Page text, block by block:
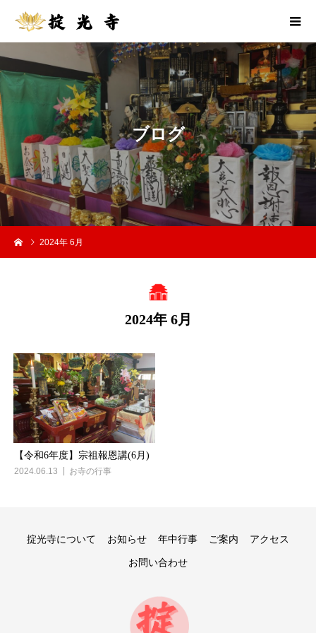
ブログ
2024年 6月
2024年 6月
【令和6年度】宗祖報恩講(6月)
2024.06.13 お寺の行事
掟光寺について お知らせ 年中行事 ご案内 アクセス
お問い合わせ